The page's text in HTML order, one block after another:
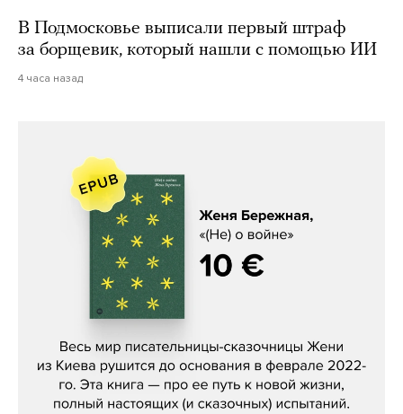
В Подмосковье выписали первый штраф
за борщевик, который нашли с помощью ИИ
4 часа назад
Женя Бережная, «(Не) о войне»